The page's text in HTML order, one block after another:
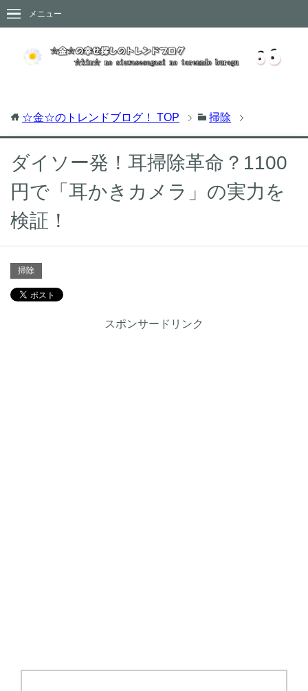
メニュー
☆金☆のトレンドブログ！ TOP 掃除
ダイソー発！耳掃除革命？1100
円で「耳かきカメラ」の実力を
検証！
掃除
スポンサードリンク